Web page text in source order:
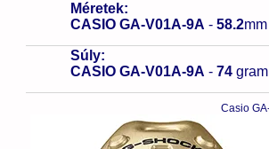
Méretek:
CASIO GA-V01A-9A - 58.2
Súly:
CASIO GA-V01A-9A - 74
Casio